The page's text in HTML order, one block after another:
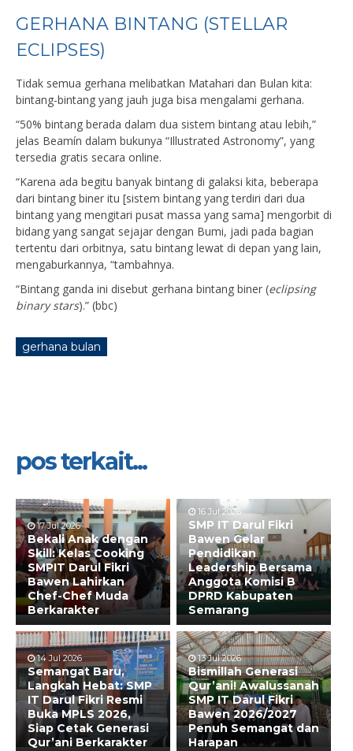
GERHANA BINTANG (STELLAR
ECLIPSES)
Tidak semua gerhana melibatkan Matahari dan Bulan kita:
bintang-bintang yang jauh juga bisa mengalami gerhana.
“50% bintang berada dalam dua sistem bintang atau lebih,”
jelas Beamín dalam bukunya “Illustrated Astronomy”, yang
tersedia gratis secara online.
“Karena ada begitu banyak bintang di galaksi kita, beberapa
dari bintang biner itu [sistem bintang yang terdiri dari dua
bintang yang mengitari pusat massa yang sama] mengorbit di
bidang yang sangat sejajar dengan Bumi, jadi pada bagian
tertentu dari orbitnya, satu bintang lewat di depan yang lain,
mengaburkannya, “tambahnya.
“Bintang ganda ini disebut gerhana bintang biner (eclipsing
binary stars).” (bbc)
gerhana bulan
pos terkait...
17 Jul 2026
Bekali Anak dengan
Skill: Kelas Cooking
SMPIT Darul Fikri
Bawen Lahirkan
Chef-Chef Muda
Berkarakter
16 Jul 2026
SMP IT Darul Fikri
Bawen Gelar
Pendidikan
Leadership Bersama
Anggota Komisi B
DPRD Kabupaten
Semarang
14 Jul 2026
Semangat Baru,
Langkah Hebat: SMP
IT Darul Fikri Resmi
Buka MPLS 2026,
Siap Cetak Generasi
Qur’ani Berkarakter
13 Jul 2026
Bismillah Generasi
Qur’ani! Awalussanah
SMP IT Darul Fikri
Bawen 2026/2027
Penuh Semangat dan
Harapan